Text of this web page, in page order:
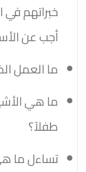
خبراتهم
أجب عن
ما العمل
ما هي
طفلاً؟
تساءل ما